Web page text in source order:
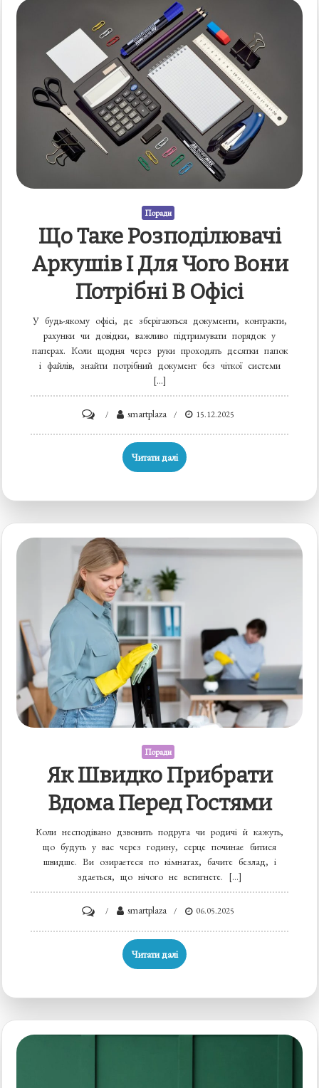
Поради
Що Таке Розподілювачі
Аркушів І Для Чого Вони
Потрібні В Офісі
У будь-якому офісі, де зберігаються документи, контракти,
рахунки чи довідки, важливо підтримувати порядок у
паперах. Коли щодня через руки проходять десятки папок
і файлів, знайти потрібний документ без чіткої системи
[…]
Що
розподілювачі
чого
вони
потрібні
офісі
smartplaza 15.12.2025
Читати далі
Поради
Як Швидко Прибрати
Вдома Перед Гостями
Коли несподівано дзвонить подруга чи родичі й кажуть,
що будуть у вас через годину, серце починає битися
швидше. Ви озираєтеся по кімнатах, бачите безлад, і
здається, що нічого не встигнете. […]
Як
швидко
прибрати
smartplaza 06.05.2025
Читати далі